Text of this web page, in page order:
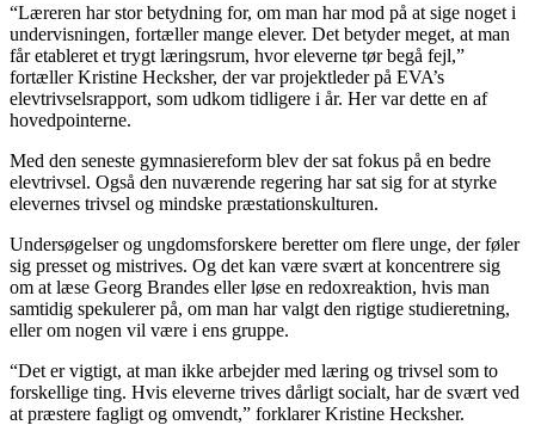
“Læreren har stor betydning for, om man har mod på at sige noget i
undervisningen, fortæller mange elever. Det betyder meget, at man
får etableret et trygt læringsrum, hvor eleverne tør begå fejl,”
fortæller Kristine Hecksher, der var projektleder på EVA’s
elevtrivselsrapport, som udkom tidligere i år. Her var dette en af
hovedpointerne.
Med den seneste gymnasiereform blev der sat fokus på en bedre
elevtrivsel. Også den nuværende regering har sat sig for at styrke
elevernes trivsel og mindske præstationskulturen.
Undersøgelser og ungdomsforskere beretter om flere unge, der føler
sig presset og mistrives. Og det kan være svært at koncentrere sig
om at læse Georg Brandes eller løse en redoxreaktion, hvis man
samtidig spekulerer på, om man har valgt den rigtige studieretning,
eller om nogen vil være i ens gruppe.
“Det er vigtigt, at man ikke arbejder med læring og trivsel som to
forskellige ting. Hvis eleverne trives dårligt socialt, har de svært ved
at præstere fagligt og omvendt,” forklarer Kristine Hecksher.